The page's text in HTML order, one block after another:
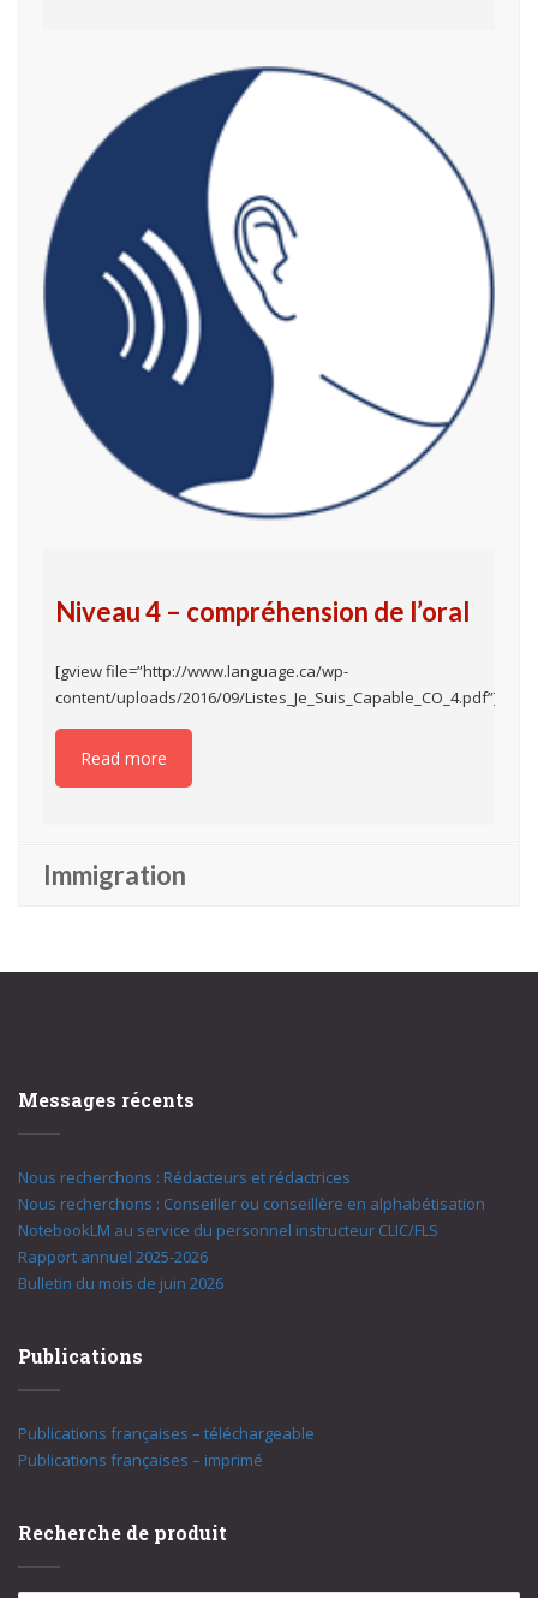
Niveau 4 – compréhension de l’oral
[gview file=”http://www.language.ca/wp-
content/uploads/2016/09/Listes_Je_Suis_Capable_CO_4.pdf”]
Read more
Immigration
Messages récents
Nous recherchons : Rédacteurs et rédactrices
Nous recherchons : Conseiller ou conseillère en alphabétisation
NotebookLM au service du personnel instructeur CLIC/FLS
Rapport annuel 2025-2026
Bulletin du mois de juin 2026
Publications
Publications françaises – téléchargeable
Publications françaises – imprimé
Recherche de produit